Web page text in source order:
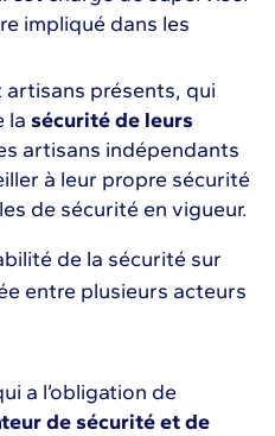
impliqué dans les
présents, qui
la sécurité de leurs
artisans indépendants
à leur propre sécurité
de sécurité en vigueur.
de la sécurité sur
entre plusieurs acteurs
a l’obligation de
de sécurité et de